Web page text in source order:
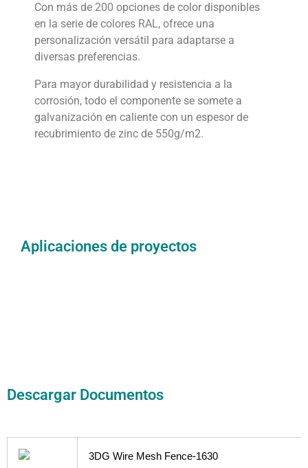
Con más de 200 opciones de color disponibles
en la serie de colores RAL, ofrece una
personalización versátil para adaptarse a
diversas preferencias.
Para mayor durabilidad y resistencia a la
corrosión, todo el componente se somete a
galvanización en caliente con un espesor de
recubrimiento de zinc de 550g/m2.
Aplicaciones de proyectos
Descargar Documentos
3DG Wire Mesh Fence-1630